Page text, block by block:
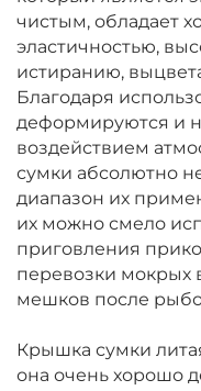
чистым, обладает
эластичностью,
истиранию,
Благодаря
деформируются и
воздействием
сумки абсолютно
диапазон их
их можно смело
приговления
перевозки мокрых
мешков после
Крышка сумки
она очень хорошо